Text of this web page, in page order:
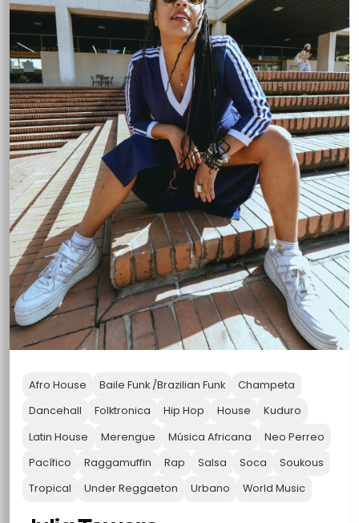
Afro House Baile Funk /Brazilian Funk
Champeta
Dancehall
Folktronica Hip Hop House
Kuduro
Latin House
Merengue Música Africana
Neo Perreo
Pacífico
Raggamuffin Rap Salsa Soca
Soukous
Tropical
Under Reggaeton Urbano World Music